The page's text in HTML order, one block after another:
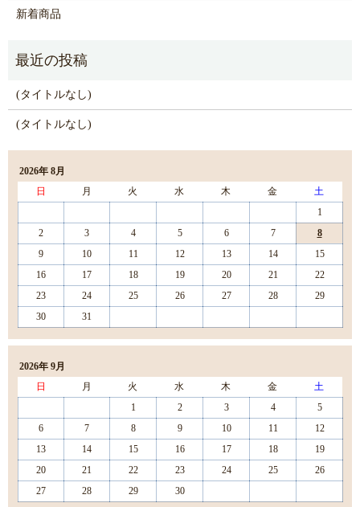
新着商品
(タイトルなし)
(タイトルなし)
2026年 8月
日
月 火 水 木 金
土
1
2
3 4 5 6 7
8
9
10 11 12 13 14
15
16
17 18 19 20 21
22
23
24 25 26 27 28
29
30
31
2026年 9月
日
月 火 水 木 金
土
1
2 3 4
5
6
7 8 9 10 11
12
13
14 15 16 17 18
19
20
21 22 23 24 25
26
27
28 29 30